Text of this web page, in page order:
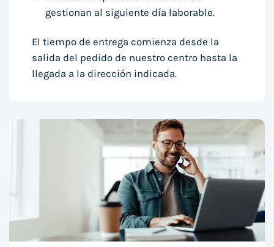
gestionan al siguiente día laborable.
El tiempo de entrega comienza desde la
salida del pedido de nuestro centro hasta la
llegada a la dirección indicada.